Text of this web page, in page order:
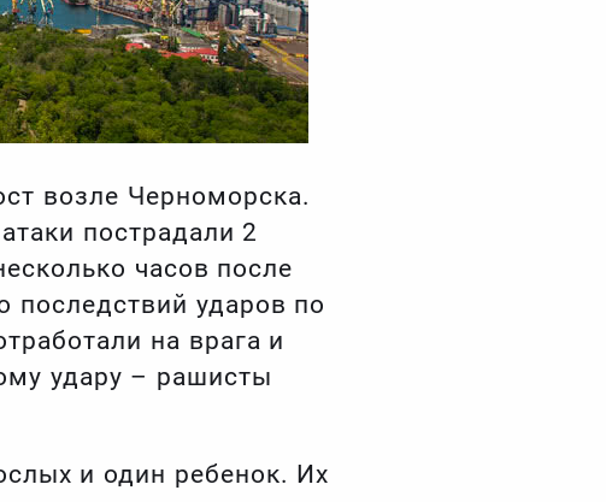
возле Черноморска.
пострадали 2
часов после
последствий ударов по
на врага и
удару – рашисты
и один ребенок. Их